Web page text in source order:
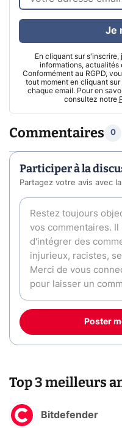
En cliquant sur s'inscrire,
informations, actualités
Conformément au RGPD,
tout moment en cliquant
chaque email. Pour en
consultez notre
Je
Commentaires 0
Participer à la
Partagez votre avis avec
Poster
Top 3 meilleurs
Bitdefender